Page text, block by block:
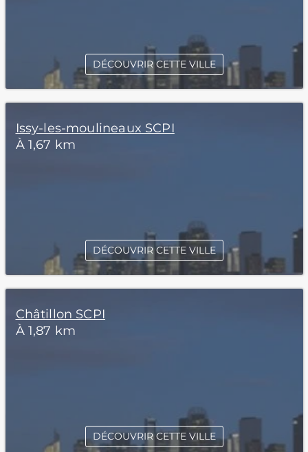
DÉCOUVRIR CETTE VILLE
Issy-les-moulineaux SCPI
À 1,67 km
DÉCOUVRIR CETTE VILLE
Châtillon SCPI
À 1,87 km
DÉCOUVRIR CETTE VILLE